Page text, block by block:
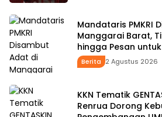
Mandataris PMKRI
Manggarai Barat,
hingga Pesan
Pemerintahan
Berita 2 Agustus 2026
KKN Tematik
Renrua Dorong